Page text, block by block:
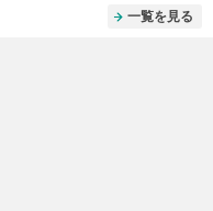
一覧を見る